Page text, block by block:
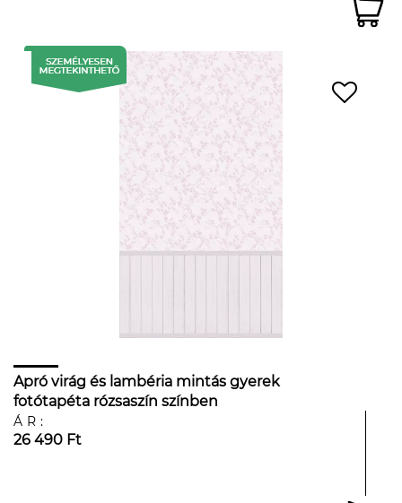
Apró virág és lambéria mintás gyerek
fotótapéta rózsaszín színben
ÁR:
26 490 Ft